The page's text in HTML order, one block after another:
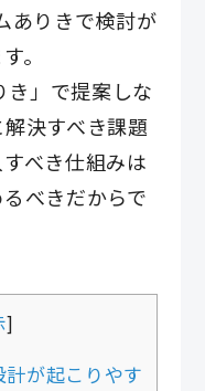
ありきで検討が
。
き」で提案しな
決すべき課題
べき仕組みは
べきだからで
]
が起こりやす